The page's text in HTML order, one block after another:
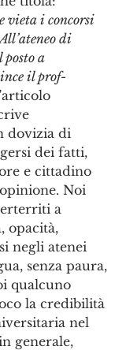
vieta i concorsi
di
posto a
il prof-
dovizia di
dei fatti,
e cittadino
Noi
a
opacità,
negli atenei
senza paura,
qualcuno
la credibilità
nel
generale,